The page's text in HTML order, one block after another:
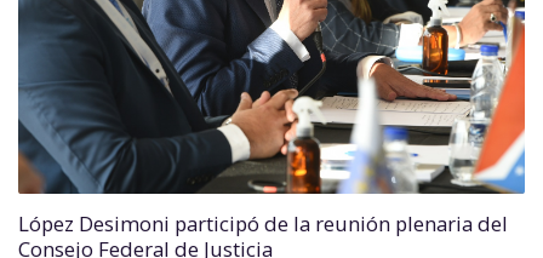
López Desimoni participó de la reunión plenaria del
Consejo Federal de Justicia